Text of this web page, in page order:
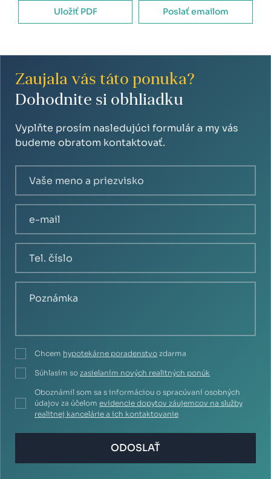
Uložiť PDF Poslať emailom
Zaujala vás táto ponuka?
Dohodnite si obhliadku
Vyplňte prosím nasledujúci formulár a my vás
budeme obratom kontaktovať.
Chcem hypotekárne poradenstvo zdarma
Súhlasím so zasielaním nových realitných ponúk
Oboznámil som sa s informáciou o spracúvaní osobných
údajov za účelom evidencie dopytov záujemcov na služby
realitnej kancelárie a ich kontaktovanie
ODOSLAŤ